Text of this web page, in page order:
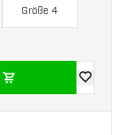
Größe 4
Zur